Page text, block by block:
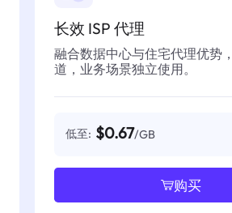
长效 ISP 代理
融合数据中心与住宅代理优势
道，业务场景独立使用。
低至: $0.67/GB
购买